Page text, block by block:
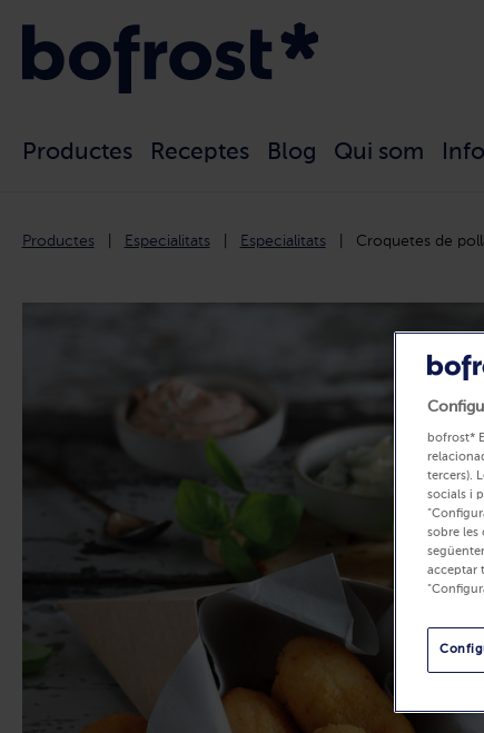
Productes Receptes Blog Qui som
Productes Especialitats Especialitats Croquetes de
bofrost*
tercers).
socials i
sobre les
acceptar